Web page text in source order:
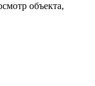
объекта,